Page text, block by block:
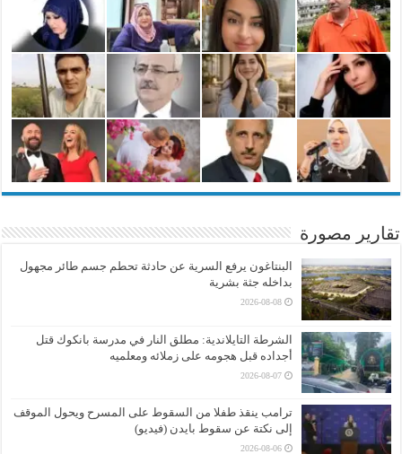
تقارير مصورة
البنتاغون يرفع السرية عن حادثة تحطم جسم طائر مجهول
بداخله جثة بشرية
2026-08-08
الشرطة التايلاندية: مطلق النار في مدرسة بانكوك قتل
أجداده قبل هجومه على زملائه ومعلميه
2026-08-07
ترامب ينقذ طفلا من السقوط على المسرح ويحول الموقف
إلى نكتة عن سقوط بايدن (فيديو)
2026-08-06